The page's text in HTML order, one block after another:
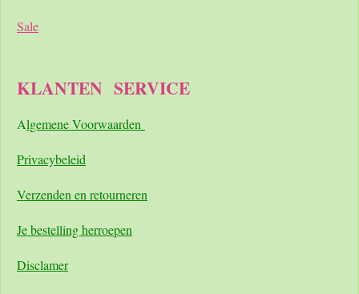
Sale
KLANTEN SERVICE
Algemene Voorwaarden
Privacybeleid
Verzenden en retourneren
Je bestelling herroepen
Disclamer